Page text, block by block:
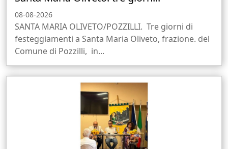
08-08-2026
SANTA MARIA OLIVETO/POZZILLI. Tre giorni di
festeggiamenti a Santa Maria Oliveto, frazione. del
Comune di Pozzilli, in...